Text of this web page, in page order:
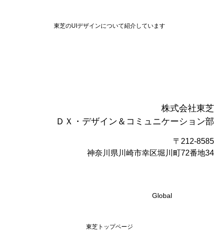
東芝のUIデザインについて紹介しています
株式会社東芝
ＤＸ・デザイン＆コミュニケーション部
〒212-8585
神奈川県川崎市幸区堀川町72番地34
Global
東芝トップページ